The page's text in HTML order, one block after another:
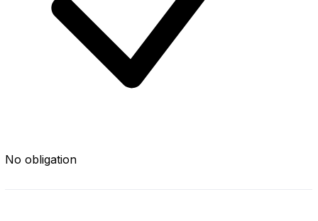
No obligation